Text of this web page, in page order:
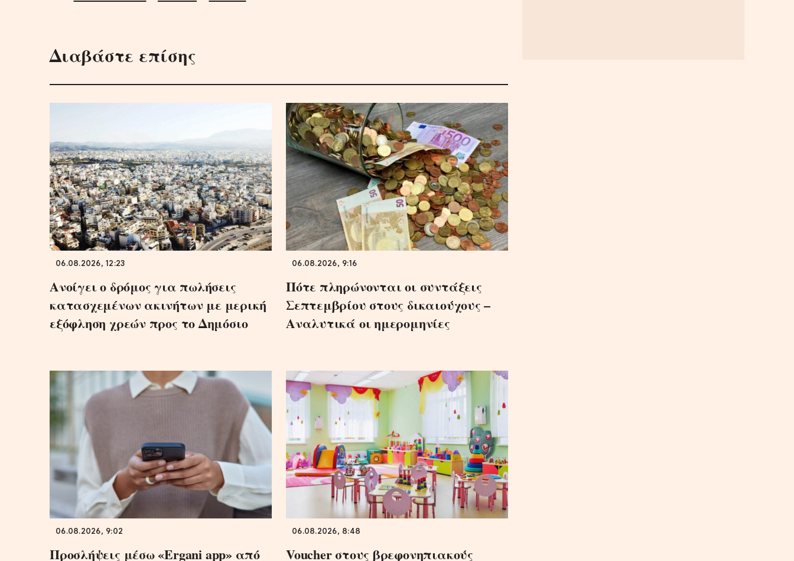
Διαβάστε επίσης
06.08.2026, 12:23
Ανοίγει ο δρόμος για πωλήσεις
κατασχεμένων ακινήτων με μερική
εξόφληση χρεών προς το Δημόσιο
06.08.2026, 9:16
Πότε πληρώνονται οι συντάξεις
Σεπτεμβρίου στους δικαιούχους –
Αναλυτικά οι ημερομηνίες
06.08.2026, 9:02
Προσλήψεις μέσω «Ergani app» από
06.08.2026, 8:48
Voucher στους βρεφονηπιακούς